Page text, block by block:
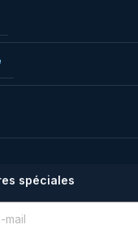
spéciales